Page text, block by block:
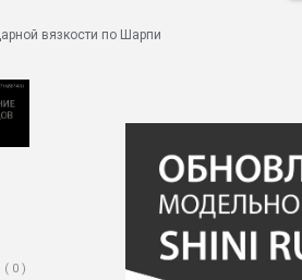
вязкости по Шарпи
( 0 )